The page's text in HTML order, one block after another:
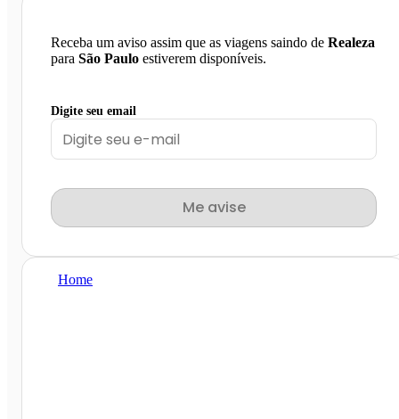
Receba um aviso assim que as viagens saindo de Realeza
para São Paulo estiverem disponíveis.
Digite seu email
Me avise
Home